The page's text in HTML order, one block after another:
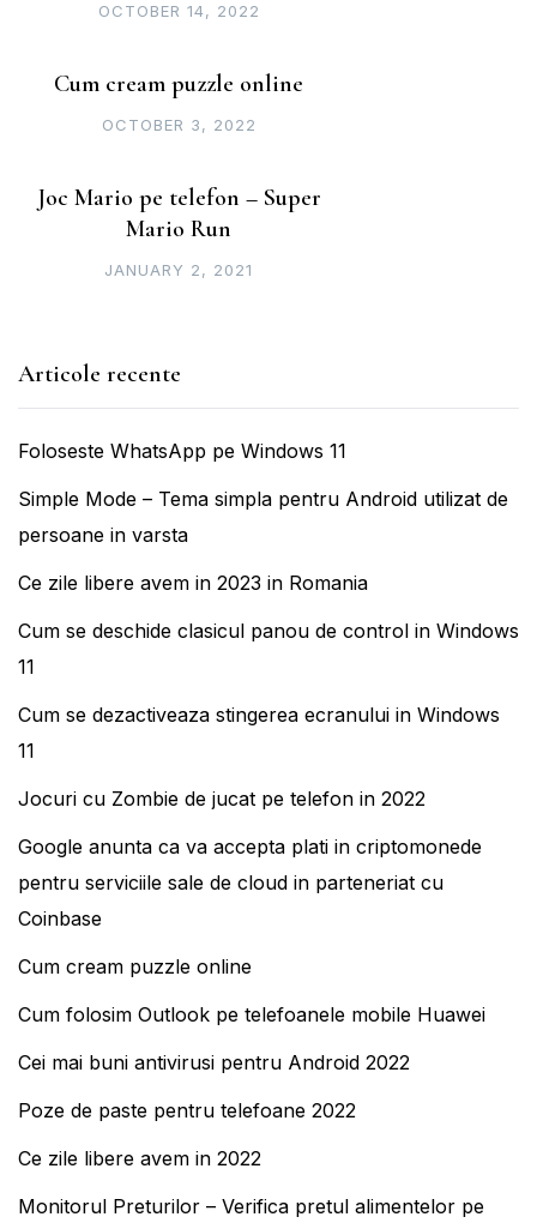
OCTOBER 14, 2022
Cum cream puzzle online
OCTOBER 3, 2022
Joc Mario pe telefon – Super
Mario Run
JANUARY 2, 2021
Articole recente
Foloseste WhatsApp pe Windows 11
Simple Mode – Tema simpla pentru Android utilizat de
persoane in varsta
Ce zile libere avem in 2023 in Romania
Cum se deschide clasicul panou de control in Windows
11
Cum se dezactiveaza stingerea ecranului in Windows
11
Jocuri cu Zombie de jucat pe telefon in 2022
Google anunta ca va accepta plati in criptomonede
pentru serviciile sale de cloud in parteneriat cu
Coinbase
Cum cream puzzle online
Cum folosim Outlook pe telefoanele mobile Huawei
Cei mai buni antivirusi pentru Android 2022
Poze de paste pentru telefoane 2022
Ce zile libere avem in 2022
Monitorul Preturilor – Verifica pretul alimentelor pe